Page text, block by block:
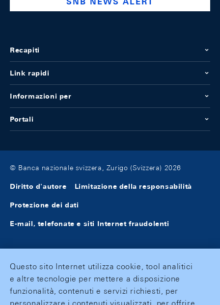
Recapiti
Link rapidi
Informazioni per
Portali
© Banca nazionale svizzera, Zurigo (Svizzera) 2026
Diritto d'autore Limitazione della responsabilità
Protezione dei dati
E-mail, telefonate e siti Internet fraudolenti
Questo sito Internet utilizza cookie, tool analitici
e altre tecnologie per mettere a disposizione
funzionalità, contenuti e servizi richiesti, per